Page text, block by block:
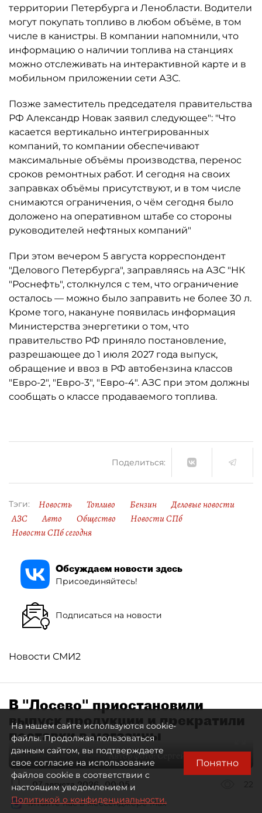
территории Петербурга и Ленобласти. Водители
могут покупать топливо в любом объёме, в том
числе в канистры. В компании напомнили, что
информацию о наличии топлива на станциях
можно отслеживать на интерактивной карте и в
мобильном приложении сети АЗС.
Позже заместитель председателя правительства
РФ Александр Новак заявил следующее": "Что
касается вертикально интегрированных
компаний, то компании обеспечивают
максимальные объёмы производства, перенос
сроков ремонтных работ. И сегодня на своих
заправках объёмы присутствуют, и в том числе
снимаются ограничения, о чём сегодня было
доложено на оперативном штабе со стороны
руководителей нефтяных компаний"
При этом вечером 5 августа корреспондент
"Делового Петербурга", заправляясь на АЗС "НК
"Роснефть", столкнулся с тем, что ограничение
осталось ­— можно было заправить не более 30 л.
Кроме того, накануне появилась информация
Министерства энергетики о том, что
правительство РФ приняло постановление,
разрешающее до 1 июля 2027 года выпуск,
обращение и ввоз в РФ автобензина классов
"Евро-2", "Евро-3", "Евро-4". АЗС при этом должны
сообщать о классе продаваемого топлива.
Поделиться:
Тэги: Новость Топливо Бензин
Деловые новости
АЗС
Авто Общество
Новости СПб
Новости СПб сегодня
Обсуждаем новости здесь
Присоединяйтесь!
Подписаться на новости
Новости СМИ2
В "Лосево" приостановили
выпуск продукции и прекратили
поставки в магазины
Автор фото:Сергей Ермохин / "ДП"
07 августа 2026 00:05
22
Читайте нас в мессенджере Max
На нашем сайте используются cookie-
файлы. Продолжая пользоваться
данным сайтом, вы подтверждаете
свое согласие на использование
файлов cookie в соответствии с
настоящим уведомлением и
Политикой о конфиденциальности.
Понятно